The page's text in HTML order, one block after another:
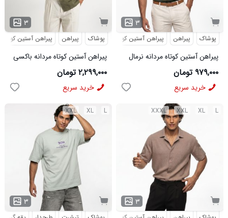
۳
پوشاک پیراهن پیراهن آستین کوتاه
پیراهن آستین کوتاه مردانه باکسی
طرحدار لینن سبز مدل 50971
۲,۲۹۹,۰۰۰ تومان
خرید سریع
۳
پوشاک پیراهن پیراهن آستین کوتاه
پیراهن آستین کوتاه مردانه نرمال
ساده ویسکوز سبز مدل 50977
۹۷۹,۰۰۰ تومان
خرید سریع
L
XL
XXL
۳
L
XL
XXL
XXXL
۳